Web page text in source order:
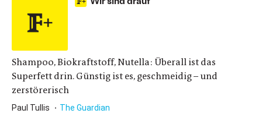
Shampoo, Biokraftstoff, Nutella: Überall ist das
Superfett drin. Günstig ist es, geschmeidig – und
zerstörerisch
Paul Tullis The Guardian